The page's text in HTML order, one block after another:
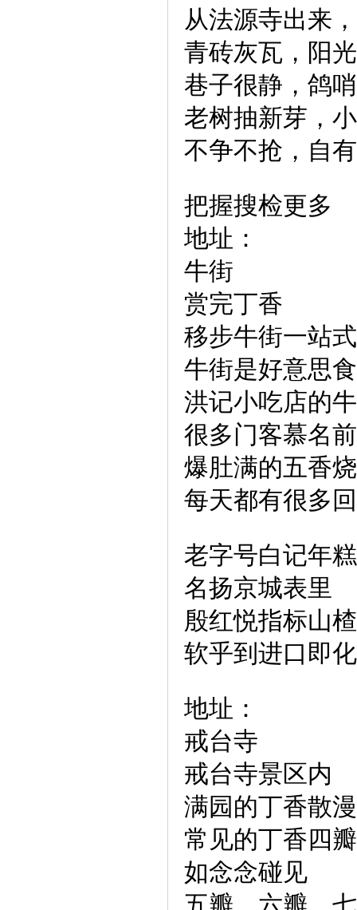
从法源寺出来
青砖灰瓦，阳
巷子很静，鸽
老树抽新芽，
不争不抢，自
把握搜检更多
地址：
牛街
赏完丁香
移步牛街一站
牛街是好意思
洪记小吃店的
很多门客慕名
爆肚满的五香
每天都有很多
老字号白记年糕
名扬京城表里
殷红悦指标山
软乎到进口即化
地址：
戒台寺
戒台寺景区内
满园的丁香散
常见的丁香四
如念念碰见